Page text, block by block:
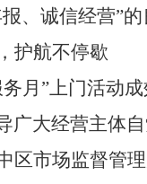
、诚信经营”的
护航不停歇
月”上门活动
广大经营主体
区市场监督管